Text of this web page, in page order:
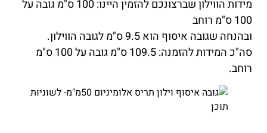
מידות הווילון שברצונכם להזמין היינו: 100 ס"מ גובה על
100 ס"מ רוחב
ובהנחה שגובה איסוף הוא 9.5 ס"מ לגובה הווילון.
סה"כ המידות להזמנה: 109.5 ס"מ גובה על 100 ס"מ
רוחב.